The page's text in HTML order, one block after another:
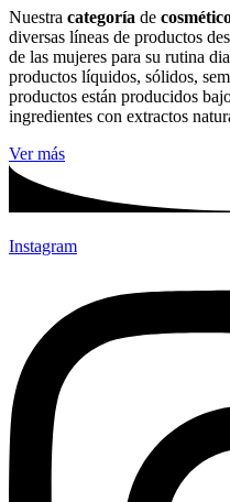
Nuestra categoría de
diversas líneas de productos
de las mujeres para su rutina
productos líquidos, sólidos,
productos están producidos
ingredientes con extractos
Ver más
Instagram